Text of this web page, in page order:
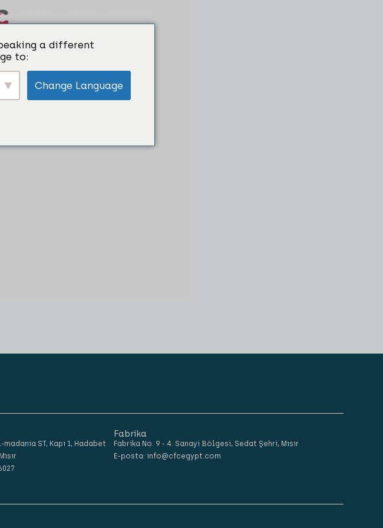
ST, Kapı 1, Hadabet
Fabrika
Fabrika No. 9 - 4. Sanayi Bölgesi, Sedat Şehri, Mısır
E-posta: info@cfcegypt.com
a different
to:
Change Language